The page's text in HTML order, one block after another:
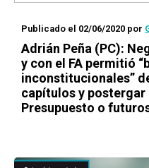
Publicado el 02/06/2020 por
Adrián Peña (PC):
y con el FA permitió
inconstitucionales”
capítulos y postergar
Presupuesto o